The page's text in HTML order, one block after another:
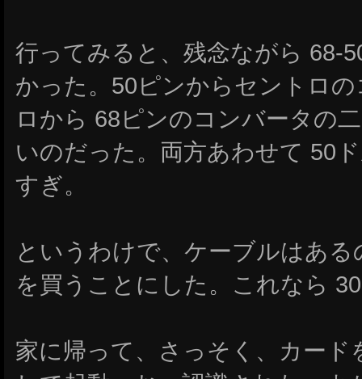
行ってみると、残念ながら 68-
かった。50ピンからセントロ
ロから 68ピンのコンバータの
いのだった。両方あわせて 50
すぎ。
というわけで、ケーブルはあ
を買うことにした。これなら
家に帰って、さっそく、カー